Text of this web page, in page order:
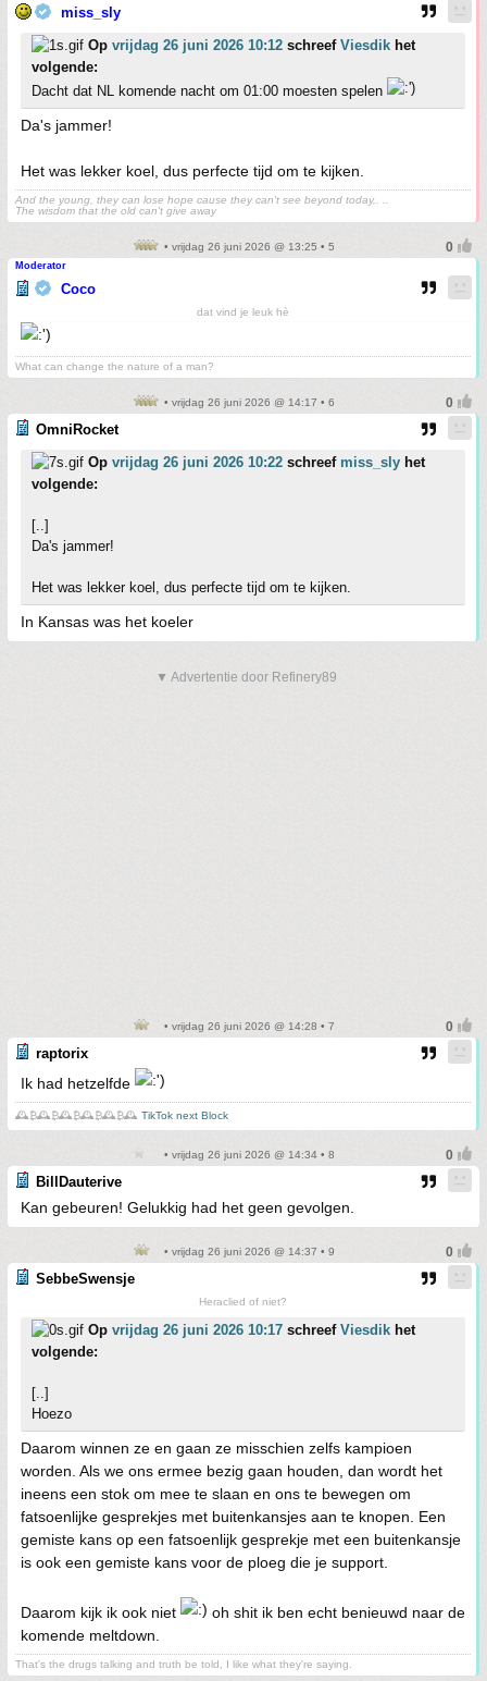
miss_sly
Op vrijdag 26 juni 2026 10:12 schreef Viesdik het
volgende:
Dacht dat NL komende nacht om 01:00 moesten spelen
Da's jammer!
Het was lekker koel, dus perfecte tijd om te kijken.
And the young, they can lose hope cause they can't see beyond today,. ..
The wisdom that the old can't give away
• vrijdag 26 juni 2026 @ 13:25 • 5
Moderator
Coco
dat vind je leuk hè
What can change the nature of a man?
• vrijdag 26 juni 2026 @ 14:17 • 6
OmniRocket
Op vrijdag 26 juni 2026 10:22 schreef miss_sly het
volgende:
[..]
Da's jammer!
Het was lekker koel, dus perfecte tijd om te kijken.
In Kansas was het koeler
▼ Advertentie door Refinery89
• vrijdag 26 juni 2026 @ 14:28 • 7
raptorix
Ik had hetzelfde
🕰️₿🕰️₿🕰️₿🕰️₿🕰️₿🕰️ TikTok next Block
• vrijdag 26 juni 2026 @ 14:34 • 8
BillDauterive
Kan gebeuren! Gelukkig had het geen gevolgen.
• vrijdag 26 juni 2026 @ 14:37 • 9
SebbeSwensje
Heraclied of niet?
Op vrijdag 26 juni 2026 10:17 schreef Viesdik het
volgende:
[..]
Hoezo
Daarom winnen ze en gaan ze misschien zelfs kampioen
worden. Als we ons ermee bezig gaan houden, dan wordt het
ineens een stok om mee te slaan en ons te bewegen om
fatsoenlijke gesprekjes met buitenkansjes aan te knopen. Een
gemiste kans op een fatsoenlijk gesprekje met een buitenkansje
is ook een gemiste kans voor de ploeg die je support.
Daarom kijk ik ook niet
oh shit ik ben echt benieuwd naar de
komende meltdown.
That's the drugs talking and truth be told, I like what they're saying.